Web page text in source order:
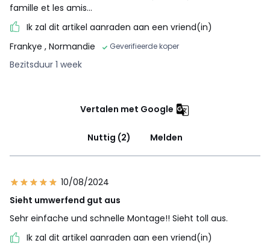
famille et les amis...
Ik zal dit artikel aanraden aan een vriend(in)
Frankye , Normandie Geverifieerde koper
Bezitsduur 1 week
Vertalen met Google
Nuttig (2) Melden
10/08/2024
Sieht umwerfend gut aus
Sehr einfache und schnelle Montage!! Sieht toll aus.
Ik zal dit artikel aanraden aan een vriend(in)